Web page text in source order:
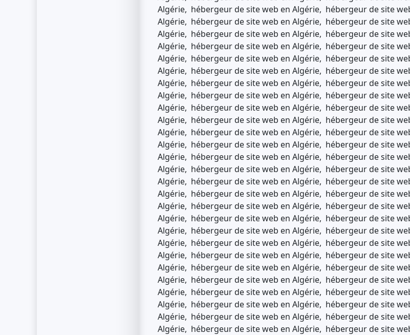
Algérie, hébergeur de site web en Algérie, hébergeur de site
Algérie, hébergeur de site web en Algérie, hébergeur de site
Algérie, hébergeur de site web en Algérie, hébergeur de site
Algérie, hébergeur de site web en Algérie, hébergeur de site
Algérie, hébergeur de site web en Algérie, hébergeur de site
Algérie, hébergeur de site web en Algérie, hébergeur de site
Algérie, hébergeur de site web en Algérie, hébergeur de site
Algérie, hébergeur de site web en Algérie, hébergeur de site
Algérie, hébergeur de site web en Algérie, hébergeur de site
Algérie, hébergeur de site web en Algérie, hébergeur de site
Algérie, hébergeur de site web en Algérie, hébergeur de site
Algérie, hébergeur de site web en Algérie, hébergeur de site
Algérie, hébergeur de site web en Algérie, hébergeur de site
Algérie, hébergeur de site web en Algérie, hébergeur de site
Algérie, hébergeur de site web en Algérie, hébergeur de site
Algérie, hébergeur de site web en Algérie, hébergeur de site
Algérie, hébergeur de site web en Algérie, hébergeur de site
Algérie, hébergeur de site web en Algérie, hébergeur de site
Algérie, hébergeur de site web en Algérie, hébergeur de site
Algérie, hébergeur de site web en Algérie, hébergeur de site
Algérie, hébergeur de site web en Algérie, hébergeur de site
Algérie, hébergeur de site web en Algérie, hébergeur de site
Algérie, hébergeur de site web en Algérie, hébergeur de site
Algérie, hébergeur de site web en Algérie, hébergeur de site
Algérie, hébergeur de site web en Algérie, hébergeur de site
Algérie, hébergeur de site web en Algérie, hébergeur de site
Algérie, hébergeur de site web en Algérie, hébergeur de site